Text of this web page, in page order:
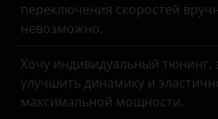
переключения скоростей
невозможно.
Хочу индивидуальный тюнинг,
улучшить динамику и
максимальной мощности.